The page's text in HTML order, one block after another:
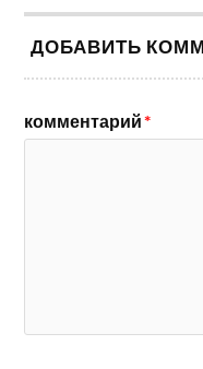
ДОБАВИТЬ
комментарий*